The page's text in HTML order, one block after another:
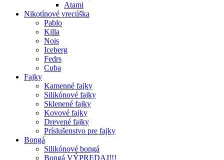
Atami
Nikotínové vrecúška
Pablo
Killa
Nois
Iceberg
Fedrs
Cuba
Fajky
Kamenné fajky
Silikónové fajky
Sklenené fajky
Kovové fajky
Drevené fajky
Príslušenstvo pre fajky
Bongá
Silikónové bongá
Bongá VÝPREDAJ!!!